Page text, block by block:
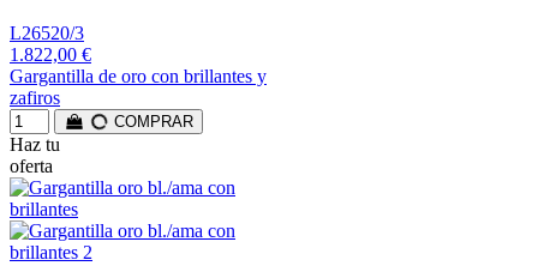
L26520/3
1.822,00 €
Gargantilla de oro con brillantes y
zafiros
COMPRAR
Haz tu
oferta